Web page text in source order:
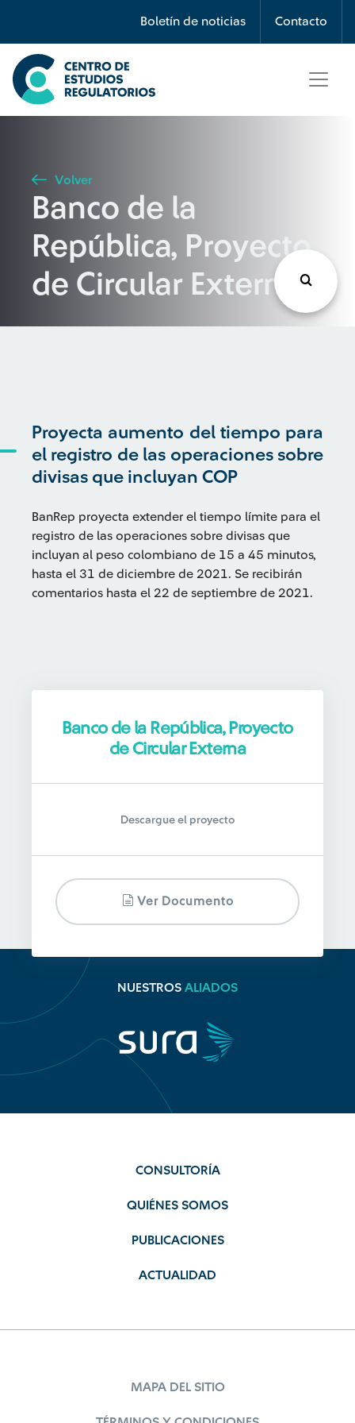
Boletín de noticias Contacto
Búsqueda
Seleccione país
Buscar
Volver
Banco de la
República, Proyecto
de Circular Externa
Proyecta aumento del tiempo para
el registro de las operaciones sobre
divisas que incluyan COP
BanRep proyecta extender el tiempo límite para el
registro de las operaciones sobre divisas que
incluyan al peso colombiano de 15 a 45 minutos,
hasta el 31 de diciembre de 2021. Se recibirán
comentarios hasta el 22 de septiembre de 2021.
Banco de la República, Proyecto
de Circular Externa
Descargue el proyecto
Ver Documento
NUESTROS ALIADOS
CONSULTORÍA
QUIÉNES SOMOS
PUBLICACIONES
ACTUALIDAD
MAPA DEL SITIO